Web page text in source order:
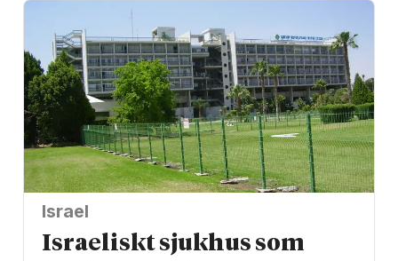
Israel
Israeliskt sjukhus som